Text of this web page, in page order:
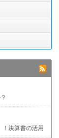
決算書の活用